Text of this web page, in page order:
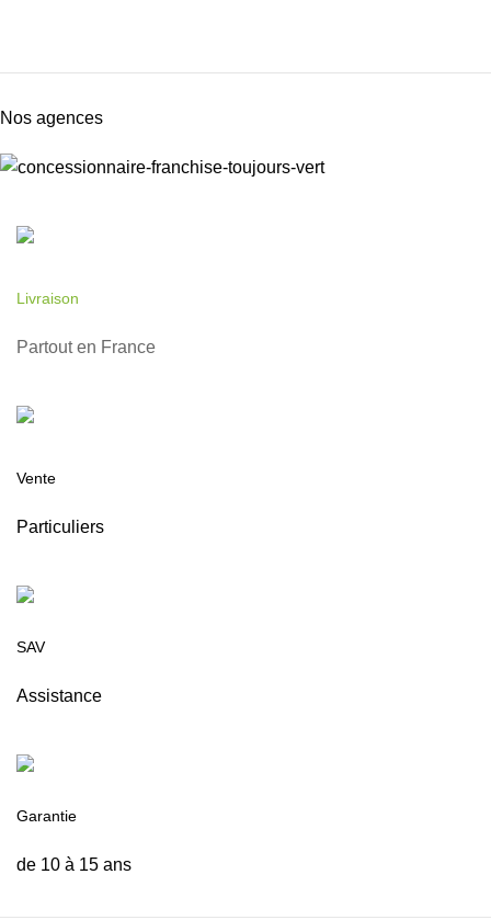
Nos agences
Livraison
Partout en France
Vente
Particuliers
SAV
Assistance
Garantie
de 10 à 15 ans